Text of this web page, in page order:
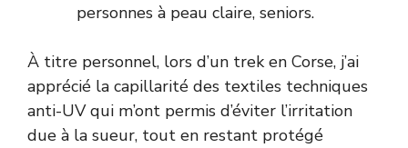
personnes à peau claire, seniors.
À titre personnel, lors d’un trek en Corse, j’ai
apprécié la capillarité des textiles techniques
anti-UV qui m’ont permis d’éviter l’irritation
due à la sueur, tout en restant protégé